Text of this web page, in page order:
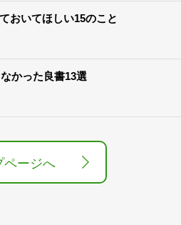
おいてほしい15のこと
かった良書13選
ページへ